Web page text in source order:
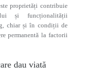
proprietăți contribuie
și funcționalității
chiar și în condiții de
permanentă la factorii
dau viață